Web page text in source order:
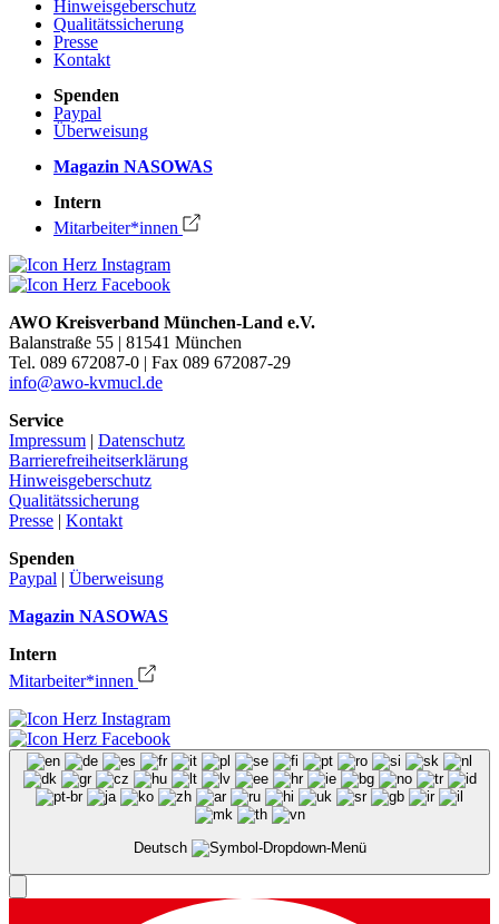
Hinweisgeberschutz
Qualitätssicherung
Presse
Kontakt
Spenden
Paypal
Überweisung
Magazin NASOWAS
Intern
Mitarbeiter*innen
AWO Kreisverband München-Land e.V.
Balanstraße 55 | 81541 München
Tel. 089 672087-0 | Fax 089 672087-29
info@awo-kvmucl.de
Service
Impressum | Datenschutz
Barrierefreiheitserklärung
Hinweisgeberschutz
Qualitätssicherung
Presse | Kontakt
Spenden
Paypal | Überweisung
Magazin NASOWAS
Intern
Mitarbeiter*innen
Deutsch